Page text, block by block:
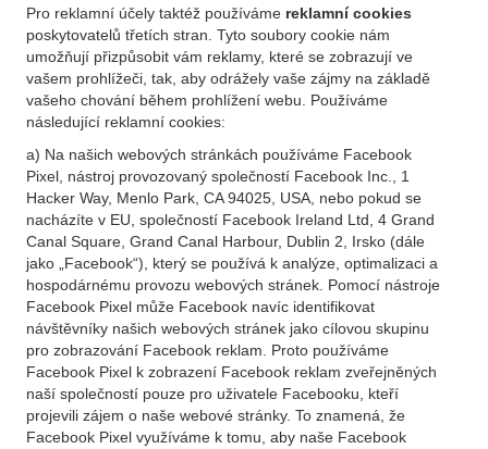
Pro reklamní účely taktéž používáme reklamní cookies
poskytovatelů třetích stran. Tyto soubory cookie nám
umožňují přizpůsobit vám reklamy, které se zobrazují ve
vašem prohlížeči, tak, aby odrážely vaše zájmy na základě
vašeho chování během prohlížení webu. Používáme
následující reklamní cookies:
a) Na našich webových stránkách používáme Facebook
Pixel, nástroj provozovaný společností Facebook Inc., 1
Hacker Way, Menlo Park, CA 94025, USA, nebo pokud se
nacházíte v EU, společností Facebook Ireland Ltd, 4 Grand
Canal Square, Grand Canal Harbour, Dublin 2, Irsko (dále
jako „Facebook“), který se používá k analýze, optimalizaci a
hospodárnému provozu webových stránek. Pomocí nástroje
Facebook Pixel může Facebook navíc identifikovat
návštěvníky našich webových stránek jako cílovou skupinu
pro zobrazování Facebook reklam. Proto používáme
Facebook Pixel k zobrazení Facebook reklam zveřejněných
naší společností pouze pro uživatele Facebooku, kteří
projevili zájem o naše webové stránky. To znamená, že
Facebook Pixel využíváme k tomu, aby naše Facebook